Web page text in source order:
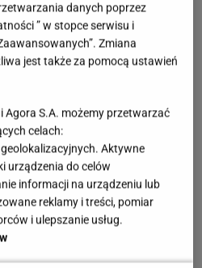
danych poprzez
” w stopce serwisu i
Zmiana
jest także za pomocą ustawień
Agora S.A. możemy przetwarzać
celach:
Aktywne
urządzenia do celów
informacji na urządzeniu lub
reklamy i treści, pomiar
i ulepszanie usług.